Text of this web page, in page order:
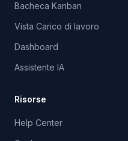
Bacheca Kanban
Vista Carico di lavoro
Dashboard
Assistente IA
Risorse
Help Center